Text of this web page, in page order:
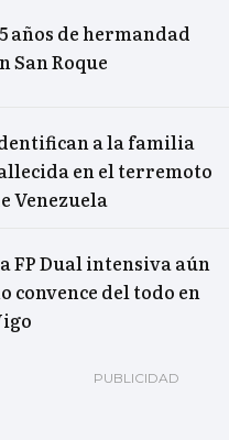
años de hermandad
San Roque
a la familia
en el terremoto
Venezuela
FP Dual intensiva aún
convence del todo en